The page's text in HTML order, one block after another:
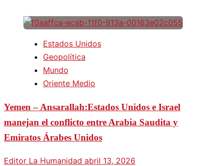
Estados Unidos
Geopolítica
Mundo
Oriente Medio
Yemen – Ansarallah:Estados Unidos e Israel
manejan el conflicto entre Arabia Saudita y
Emiratos Árabes Unidos
Editor La Humanidad abril 13, 2026